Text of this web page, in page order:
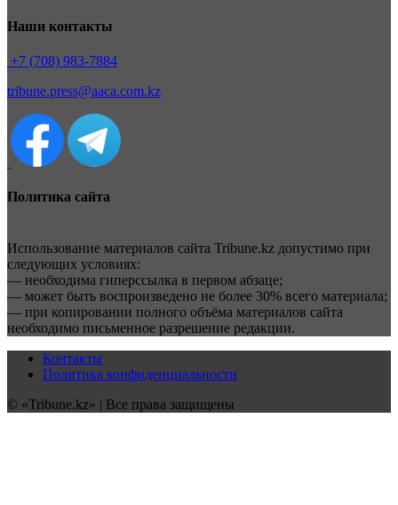
Наши контакты
+7 (708) 983-7884
tribune.press@aaca.com.kz
Политика сайта
Использование материалов сайта Tribune.kz допустимо при
следующих условиях:
— необходима гиперссылка в первом абзаце;
— может быть воспроизведено не более 30% всего материала;
— при копировании полного объёма материалов сайта
необходимо письменное разрешение редакции.
Контакты
Политика конфиденциальности
© «Tribune.kz» | Все права защищены